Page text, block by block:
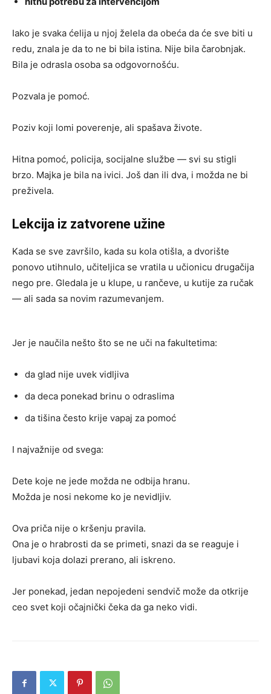
Iako je svaka ćelija u njoj želela da obeća da će sve biti u
redu, znala je da to ne bi bila istina. Nije bila čarobnjak.
Bila je odrasla osoba sa odgovornošću.
Pozvala je pomoć.
Poziv koji lomi poverenje, ali spašava živote.
Hitna pomoć, policija, socijalne službe — svi su stigli
brzo. Majka je bila na ivici. Još dan ili dva, i možda ne bi
preživela.
Lekcija iz zatvorene užine
Kada se sve završilo, kada su kola otišla, a dvorište
ponovo utihnulo, učiteljica se vratila u učionicu drugačija
nego pre. Gledala je u klupe, u rančeve, u kutije za ručak
— ali sada sa novim razumevanjem.
Jer je naučila nešto što se ne uči na fakultetima:
da glad nije uvek vidljiva
da deca ponekad brinu o odraslima
da tišina često krije vapaj za pomoć
I najvažnije od svega:
Dete koje ne jede možda ne odbija hranu.
Možda je nosi nekome ko je nevidljiv.
Ova priča nije o kršenju pravila.
Ona je o hrabrosti da se primeti, snazi da se reaguje i
ljubavi koja dolazi prerano, ali iskreno.
Jer ponekad, jedan nepojedeni sendvič može da otkrije
ceo svet koji očajnički čeka da ga neko vidi.